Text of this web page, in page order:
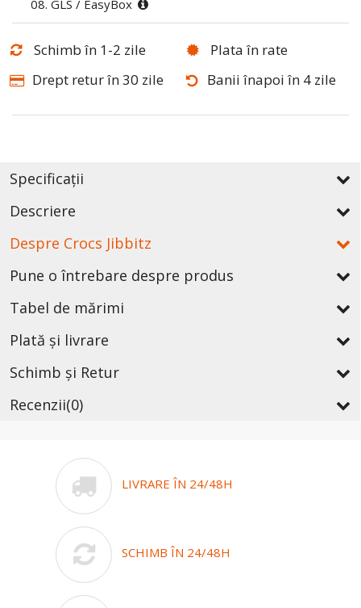
08. GLS / EasyBox
Schimb în 1-2 zile
Plata în rate
Drept retur în 30 zile
Banii înapoi în 4 zile
Specificații
Descriere
Despre Crocs Jibbitz
Pune o întrebare despre produs
Tabel de mărimi
Plată și livrare
Schimb și Retur
Recenzii(0)
LIVRARE ÎN 24/48H
SCHIMB ÎN 24/48H